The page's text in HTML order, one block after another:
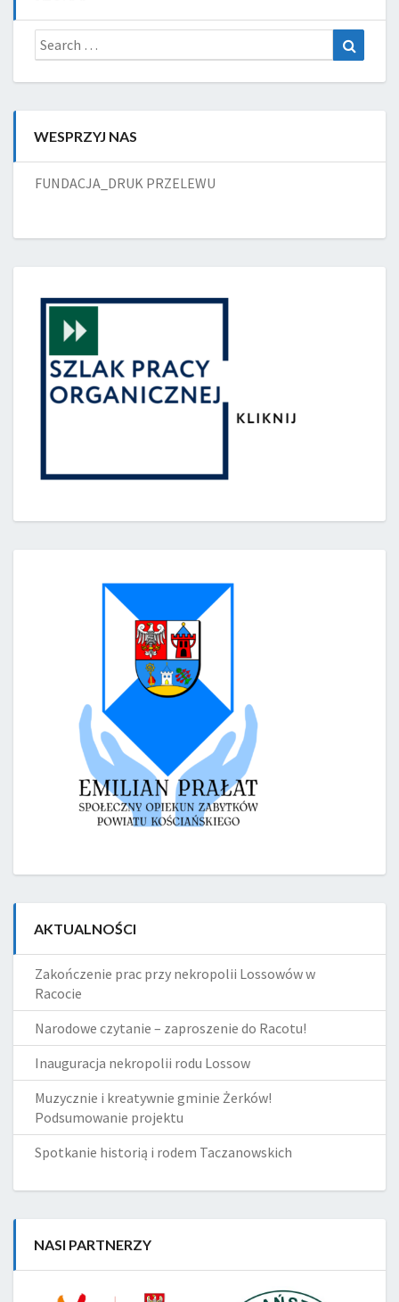
Search
for:
WESPRZYJ NAS
FUNDACJA_DRUK PRZELEWU
AKTUALNOŚCI
Zakończenie prac przy nekropolii Lossowów w
Racocie
Narodowe czytanie – zaproszenie do Racotu!
Inauguracja nekropolii rodu Lossow
Muzycznie i kreatywnie gminie Żerków!
Podsumowanie projektu
Spotkanie historią i rodem Taczanowskich
NASI PARTNERZY